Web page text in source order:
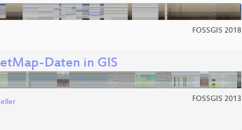
FOSSGIS 2018
Daten in GIS
FOSSGIS 2013